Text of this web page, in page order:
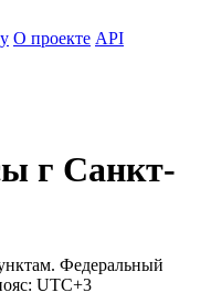
О проекте API
г Санкт-
Федеральный
UTC+3